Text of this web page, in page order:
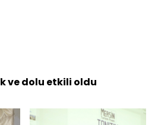
ve dolu etkili oldu